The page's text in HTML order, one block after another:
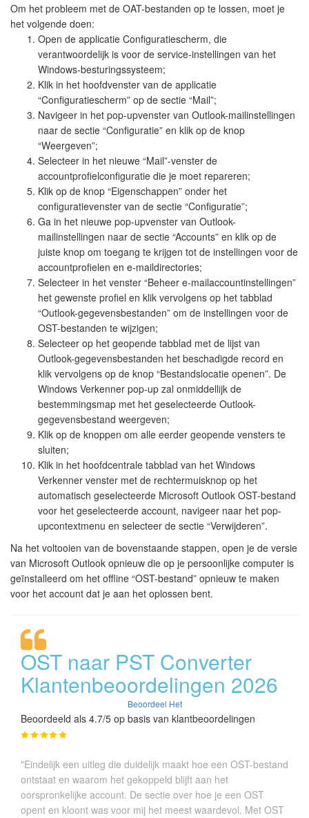
Om het probleem met de OAT-bestanden op te lossen, moet je
het volgende doen:
Open de applicatie Configuratiescherm, die
verantwoordelijk is voor de service-instellingen van het
Windows-besturingssysteem;
Klik in het hoofdvenster van de applicatie
“Configuratiescherm” op de sectie “Mail”;
Navigeer in het pop-upvenster van Outlook-mailinstellingen
naar de sectie “Configuratie” en klik op de knop
“Weergeven”;
Selecteer in het nieuwe “Mail”-venster de
accountprofielconfiguratie die je moet repareren;
Klik op de knop “Eigenschappen” onder het
configuratievenster van de sectie “Configuratie”;
Ga in het nieuwe pop-upvenster van Outlook-
mailinstellingen naar de sectie “Accounts” en klik op de
juiste knop om toegang te krijgen tot de instellingen voor de
accountprofielen en e-maildirectories;
Selecteer in het venster “Beheer e-mailaccountinstellingen”
het gewenste profiel en klik vervolgens op het tabblad
“Outlook-gegevensbestanden” om de instellingen voor de
OST-bestanden te wijzigen;
Selecteer op het geopende tabblad met de lijst van
Outlook-gegevensbestanden het beschadigde record en
klik vervolgens op de knop “Bestandslocatie openen”. De
Windows Verkenner pop-up zal onmiddellijk de
bestemmingsmap met het geselecteerde Outlook-
gegevensbestand weergeven;
Klik op de knoppen om alle eerder geopende vensters te
sluiten;
Klik in het hoofdcentrale tabblad van het Windows
Verkenner venster met de rechtermuisknop op het
automatisch geselecteerde Microsoft Outlook OST-bestand
voor het geselecteerde account, navigeer naar het pop-
upcontextmenu en selecteer de sectie “Verwijderen”.
Na het voltooien van de bovenstaande stappen, open je de versie
van Microsoft Outlook opnieuw die op je persoonlijke computer is
geïnstalleerd om het offline “OST-bestand” opnieuw te maken
voor het account dat je aan het oplossen bent.
OST naar PST Converter
Klantenbeoordelingen 2026
Beoordeel Het
Beoordeeld als 4.7/5 op basis van klantbeoordelingen
"Eindelijk een uitleg die duidelijk maakt hoe een OST-bestand
ontstaat en waarom het gekoppeld blijft aan het
oorspronkelijke account. De sectie over hoe je een OST
opent en kloont was voor mij het meest waardevol. Met OST